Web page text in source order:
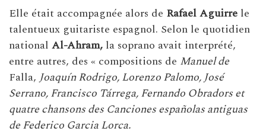
Elle était accompagnée alors de Rafael Aguirre le
talentueux guitariste espagnol. Selon le quotidien
national Al-Ahram, la soprano avait interprété,
entre autres, des « compositions de Manuel de
Falla, Joaquín Rodrigo, Lorenzo Palomo, José
Serrano, Francisco Tárrega, Fernando Obradors et
quatre chansons des Canciones españolas antiguas
de Federico Garcia Lorca.